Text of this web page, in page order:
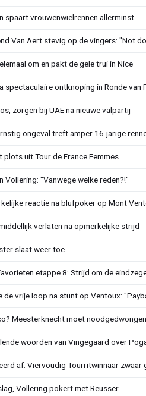
spaart vrouwenwielrennen allerminst
Van Aert stevig op de vingers: "Not
om en pakt de gele trui in Nice
spectaculaire ontknoping in Ronde van
zorgen bij UAE na nieuwe valpartij
ongeval treft amper 16-jarige
uit Tour de France Femmes
Vollering: "Vanwege welke reden?!"
reactie na blufpoker op Mont
verlaten na opmerkelijke strijd
slaat weer toe
etappe 8: Strijd om de
vrije loop na stunt op Ventoux:
Meesterknecht moet
woorden van Vingegaard over
af: Viervoudig Tourritwinnaar zwaar
Vollering pokert met Reusser